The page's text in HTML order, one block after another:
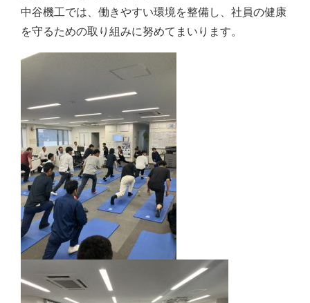
中谷機工では、働きやすい環境を整備し、社員の健康
を守るための取り組みに努めてまいります。